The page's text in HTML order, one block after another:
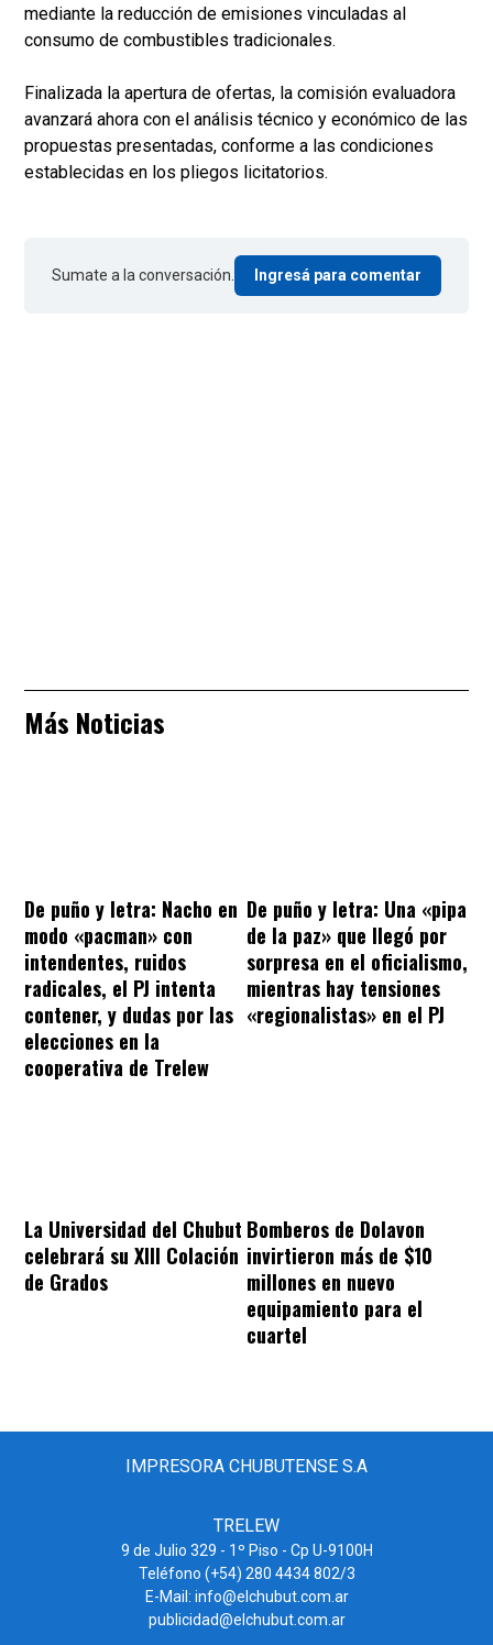
mediante la reducción de emisiones vinculadas al
consumo de combustibles tradicionales.
Finalizada la apertura de ofertas, la comisión evaluadora
avanzará ahora con el análisis técnico y económico de las
propuestas presentadas, conforme a las condiciones
establecidas en los pliegos licitatorios.
Sumate a la conversación. Ingresá para comentar
Más Noticias
De puño y letra: Nacho en
modo «pacman» con
intendentes, ruidos
radicales, el PJ intenta
contener, y dudas por las
elecciones en la
cooperativa de Trelew
De puño y letra: Una «pipa
de la paz» que llegó por
sorpresa en el oficialismo,
mientras hay tensiones
«regionalistas» en el PJ
La Universidad del Chubut
celebrará su XIII Colación
de Grados
Bomberos de Dolavon
invirtieron más de $10
millones en nuevo
equipamiento para el
cuartel
IMPRESORA CHUBUTENSE S.A
TRELEW
9 de Julio 329 - 1º Piso - Cp U-9100H
Teléfono (+54) 280 4434 802/3
E-Mail: info@elchubut.com.ar
publicidad@elchubut.com.ar